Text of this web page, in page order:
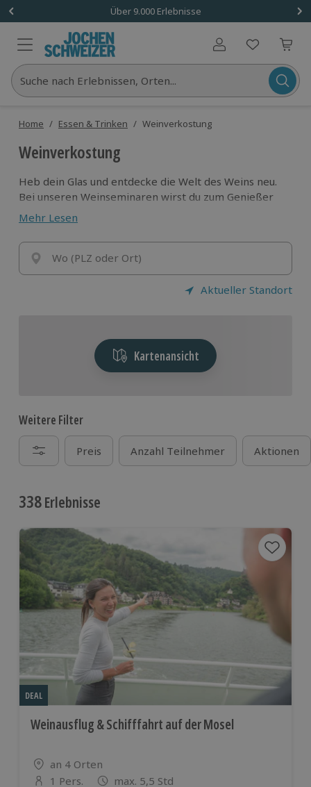
Über 9.000 Erlebnisse
Benutzerkonto
Suche nach Erlebnissen, Orten...
Home / Essen & Trinken / Weinverkostung
Weinverkostung
Heb dein Glas und entdecke die Welt des Weins neu.
Bei unseren Weinseminaren wirst du zum Genießer
mit geschultem Gaumen und lernst, worauf echte
Winzer achten.
Ein Erlebnis für alle, die Geschmack mit Wissen
verbinden.
Mehr Lesen
Wo (PLZ oder Ort)
Aktueller Standort
Kartenansicht
Weitere Filter
Preis Anzahl Teilnehmer Aktionen
338Erlebnisse
DEAL
Weinausflug & Schifffahrt auf der Mosel
Standort
an 4 Orten
1 Pers. max. 5,5 Std